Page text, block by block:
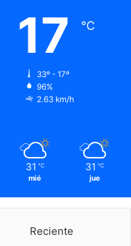
17 ℃
33º - 17º
96%
2.63 km/h
31 ℃
mié
31 ℃
jue
Reciente